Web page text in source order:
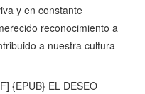
y en constante
reconocimiento a
a nuestra cultura
{EPUB} EL DESEO